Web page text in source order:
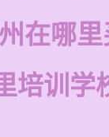
在哪
培训学